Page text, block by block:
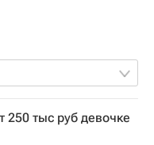
250 тыс руб девочке